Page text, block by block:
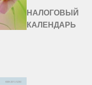
НАЛОГОВЫЙ
КАЛЕНДАРЬ